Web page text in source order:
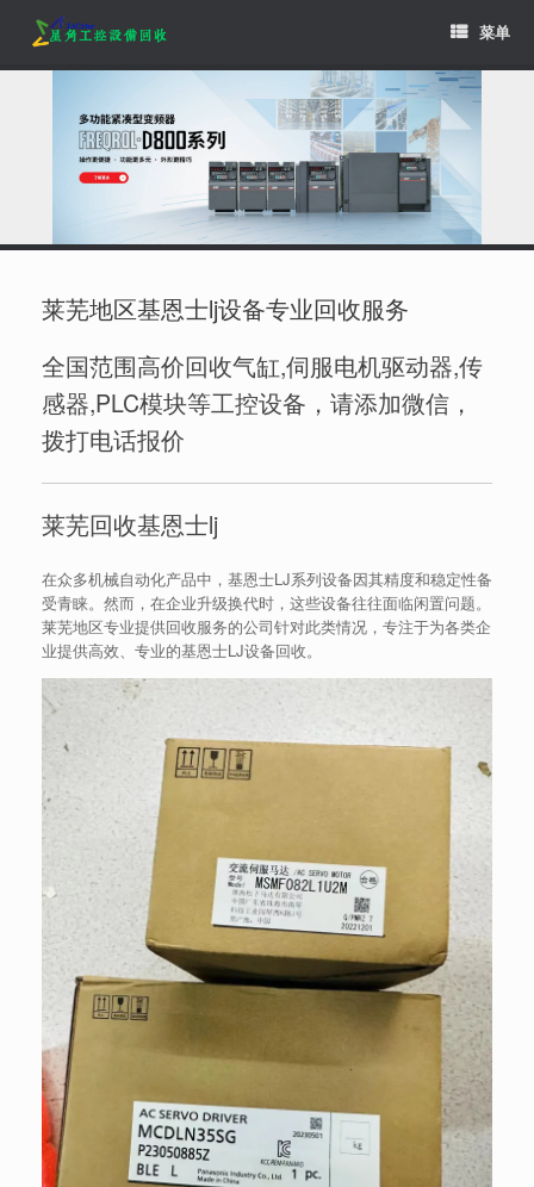
content
菜单
莱芜地区基恩士lj设备专业回收服务
全国范围高价回收气缸,伺服电机驱动器,传
感器,PLC模块等工控设备，请添加微信，
拨打电话报价
莱芜回收基恩士lj
在众多机械自动化产品中，基恩士LJ系列设备因其精度和稳定性备
受青睐。然而，在企业升级换代时，这些设备往往面临闲置问题。
莱芜地区专业提供回收服务的公司针对此类情况，专注于为各类企
业提供高效、专业的基恩士LJ设备回收。